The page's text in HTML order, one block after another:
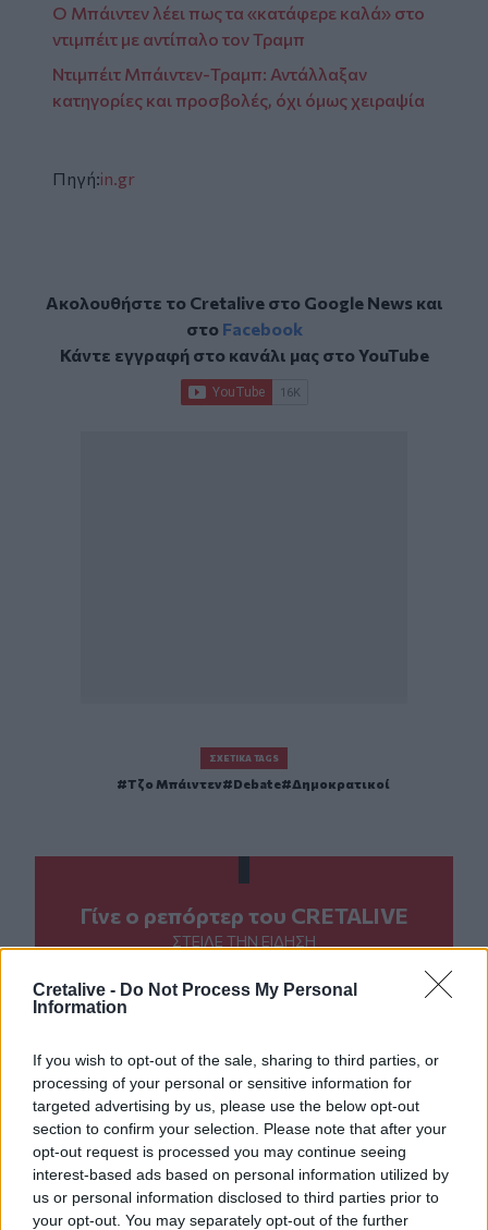
Cretalive - Do Not Process My Personal
Information
If you wish to opt-out of the sale, sharing to third parties, or
processing of your personal or sensitive information for
targeted advertising by us, please use the below opt-out
section to confirm your selection. Please note that after your
opt-out request is processed you may continue seeing
interest-based ads based on personal information utilized by
us or personal information disclosed to third parties prior to
your opt-out. You may separately opt-out of the further
Ο Μπάιντεν λέει πως τα «κατάφερε καλά» στο
ντιμπέιτ με αντίπαλο τον Τραμπ
Ντιμπέιτ Μπάιντεν-Τραμπ: Αντάλλαξαν
κατηγορίες και προσβολές, όχι όμως χειραψία
Πηγή:in.gr
Ακολουθήστε το Cretalive στο Google Newsκαι
στο Facebook
Κάντε εγγραφή στο κανάλι μας στοYouTube
ΣΧΕΤΙΚΆ TAGS
Τζο Μπάιντεν Debate Δημοκρατικοί
Γίνε ο ρεπόρτερ του CRETALIVE
ΣΤΕΊΛΕ ΤΗΝ ΕΊΔΗΣΗ
Ροή ειδήσεων Δημοφιλή
17:39
Δήμος Αγίου Νικολάου: «Κανένα έργο δεν χάθηκε – Οι
παρεμβάσεις στις αθλητικές υποδομές προχωρούν»
17:38